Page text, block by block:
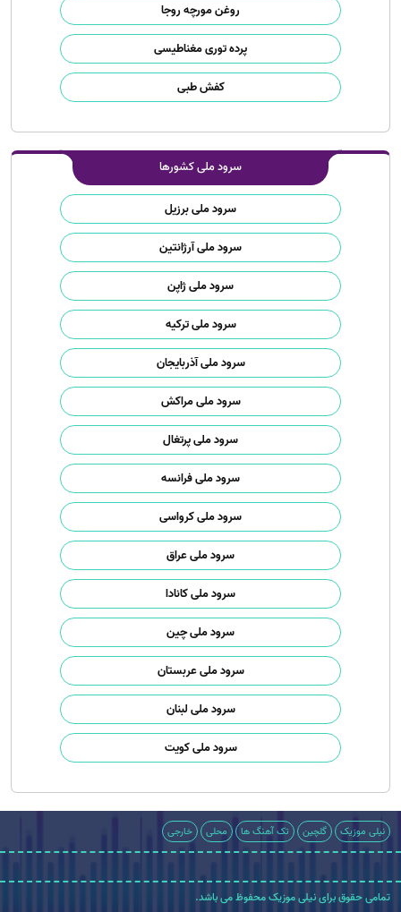
روغن مورچه روجا
پرده توری مغناطیسی
کفش طبی
سرود ملی کشورها
سرود ملی برزیل
سرود ملی آرژانتین
سرود ملی ژاپن
سرود ملی ترکیه
سرود ملی آذربایجان
سرود ملی مراکش
سرود ملی پرتغال
سرود ملی فرانسه
سرود ملی کرواسی
سرود ملی عراق
سرود ملی کانادا
سرود ملی چین
سرود ملی عربستان
سرود ملی لبنان
سرود ملی کویت
نیلی موزیک گلچین تک آهنگ ها محلی خارجی
تمامی حقوق برای نیلی موزیک محفوظ می باشد.